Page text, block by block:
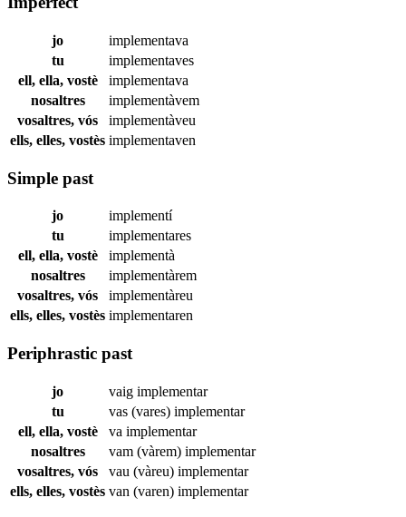
jo
implementava
tu
implementaves
ell, ella, vostè
implementava
nosaltres
implementàvem
vosaltres, vós
implementàveu
ells, elles, vostès implementaven
Simple past
jo
implementí
tu
implementares
ell, ella, vostè
implementà
nosaltres
implementàrem
vosaltres, vós
implementàreu
ells, elles, vostès implementaren
Periphrastic past
jo vaig implementar
tu
vas (vares) implementar
ell, ella, vostè
va implementar
nosaltres
vam (vàrem) implementar
vosaltres, vós
vau (vàreu) implementar
ells, elles, vostès van (varen) implementar